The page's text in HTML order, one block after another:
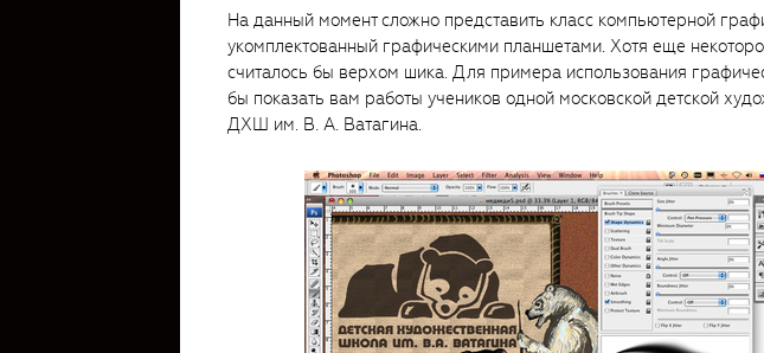
На данный момент сложно представить класс компьютерной
укомплектованный графическими планшетами. Хотя еще
считалось бы верхом шика. Для примера использования
бы показать вам работы учеников одной московской детской
ДХШ им. В. А. Ватагина.